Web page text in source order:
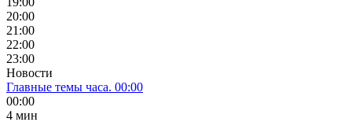
20:00
21:00
22:00
23:00
Новости
Главные темы часа. 00:00
00:00
4 мин